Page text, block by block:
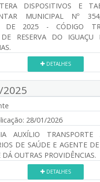
DISPOSITIVOS E
MUNICIPAL Nº
DE 2025 - CÓDIGO
RESERVA DO
DETALHES
2025
28/01/2026
AUXÍLIO TRANSPORTE
DE SAÚDE E AGENTE
DÁ OUTRAS PROVIDÊNCIAS.
DETALHES